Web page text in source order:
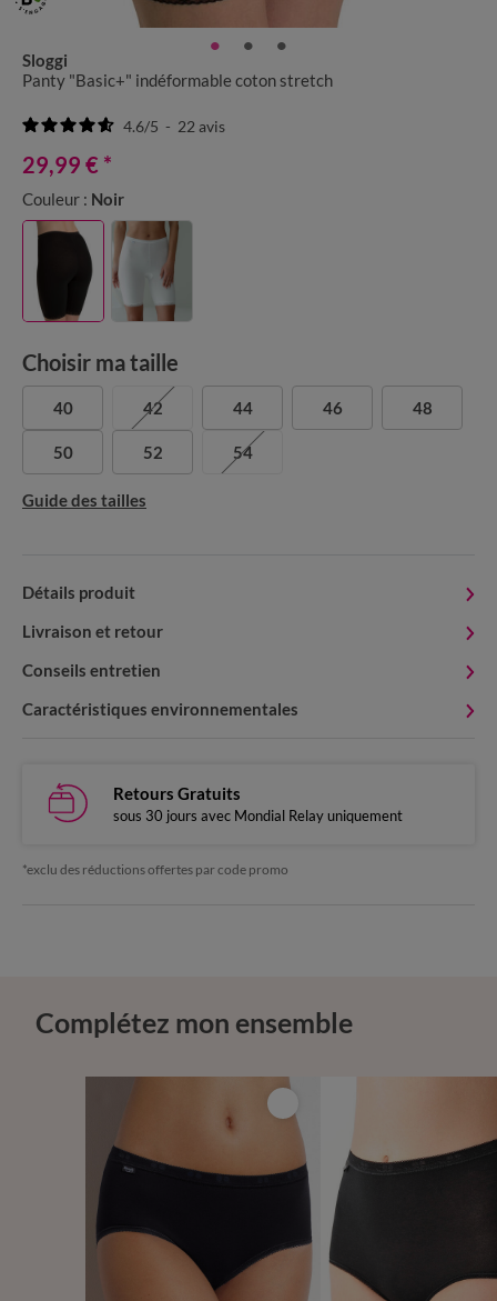
Sloggi
Panty "Basic+" indéformable coton stretch
4.6/5 - 22 avis
29,99 € *
Couleur : Noir
Choisir ma taille
40 42 44 46 48
50 52 54
Guide des tailles
Détails produit
Livraison et retour
Conseils entretien
Caractéristiques environnementales
Retours Gratuits
sous 30 jours avec Mondial Relay uniquement
*exclu des réductions offertes par code promo
Complétez mon ensemble